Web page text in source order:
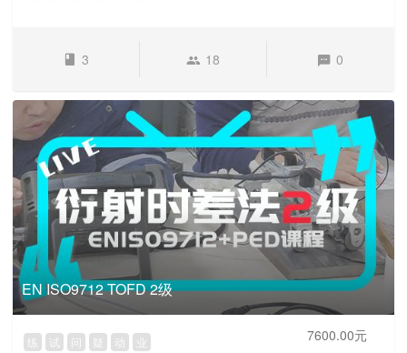
3 18 0
EN ISO9712 TOFD 2级
练 试 问 疑 动 业 7600.00元